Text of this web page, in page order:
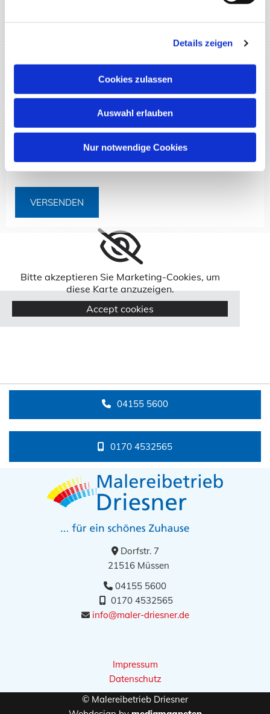
Details zeigen
Cookies zulassen
Auswahl erlauben
Nur notwendige Cookies
Bitte akzeptieren Sie Marketing-Cookies, um
diese Karte anzuzeigen.
Accept cookies
04155 5600
0170 4532565
Dorfstr. 7
21516 Müssen
 04155 5600
 0170 4532565
 info@maler-driesner.de
Impressum
Datenschutz
© Malereibetrieb Driesner